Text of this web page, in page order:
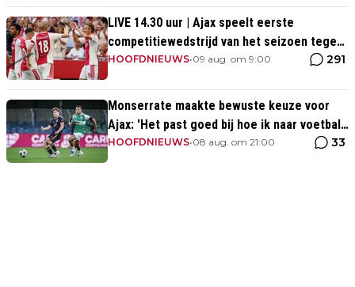
LIVE 14.30 uur | Ajax speelt eerste
competitiewedstrijd van het seizoen tegen
PEC Zwolle
HOOFDNIEUWS•09 aug. om 9:00 291
Monserrate maakte bewuste keuze voor
Ajax: 'Het past goed bij hoe ik naar voetbal
kijk’
HOOFDNIEUWS•08 aug. om 21:00 33